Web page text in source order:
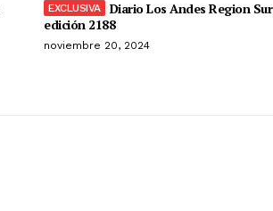
Diario Los Andes Region Sur
edición 2188
noviembre 20, 2024